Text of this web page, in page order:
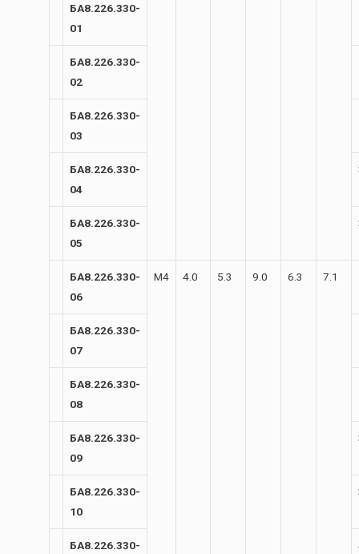
БА8.226.330-
01
БА8.226.330-
02
БА8.226.330-
03
БА8.226.330-
04
БА8.226.330-
05
БА8.226.330-
06
М4 4.0 5.3 9.0 6.3 7.1
БА8.226.330-
07
БА8.226.330-
08
БА8.226.330-
09
БА8.226.330-
10
БА8.226.330-